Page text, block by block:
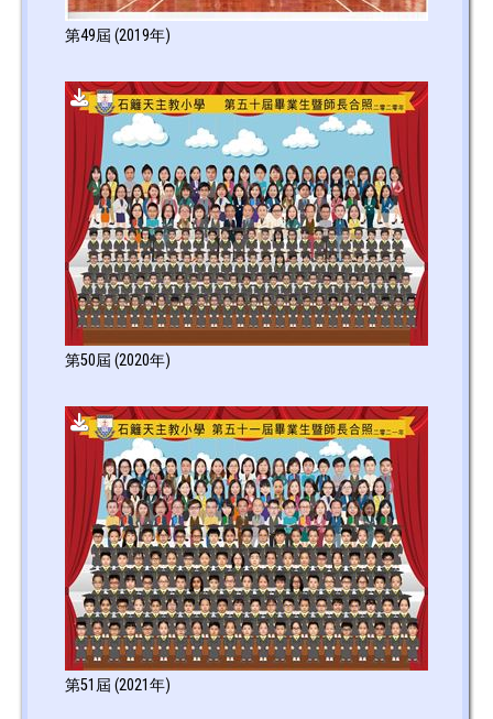
第49屆 (2019年)
第50屆 (2020年)
第51屆 (2021年)